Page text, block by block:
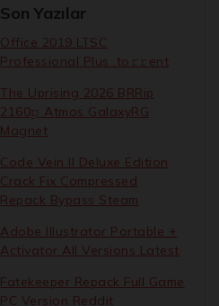
Son Yazılar
Office 2019 LTSC
Professional Plus .tо𝚛𝚛еnt
The Uprising 2026 BRRip
2160𝚙 Atmos GalaxyRG
Magnet
Code Vein II Deluxe Edition
Crack Fix Compressed
Repack Bypass Steam
Adobe Illustrator Portable +
Activator All Versions Latest
Fatekeeper Repack Full Game
PC Version Reddit